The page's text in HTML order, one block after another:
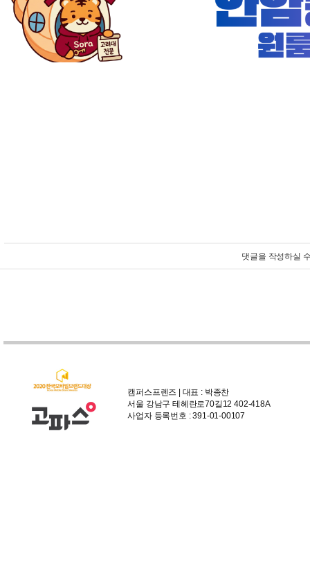
댓글을 작성하실
캠퍼스프렌즈 | 대표 : 박종찬
서울 강남구 테헤란로70길12 402-418A
사업자 등록번호 : 391-01-00107